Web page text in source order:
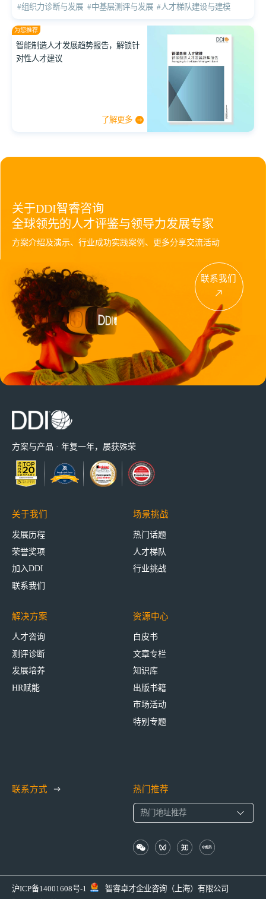
#组织力诊断与发展 #中基层测评与发展 #人才梯队建设与建模
为您推荐
智能制造人才发展趋势报告，解锁针
对性人才建议
了解更多
关于DDI智睿咨询
全球领先的人才评鉴与领导力发展专家
方案介绍及演示、行业成功实践案例、更多分享交流活动
联系我们
方案与产品 · 年复一年，屡获殊荣
关于我们
发展历程
荣誉奖项
加入DDI
联系我们
场景挑战
热门话题
人才梯队
行业挑战
解决方案
人才咨询
测评诊断
发展培养
HR赋能
资源中心
白皮书
文章专栏
知识库
出版书籍
市场活动
特别专题
联系方式 热门推荐
沪ICP备14001608号-1
智睿卓才企业咨询（上海）有限公司